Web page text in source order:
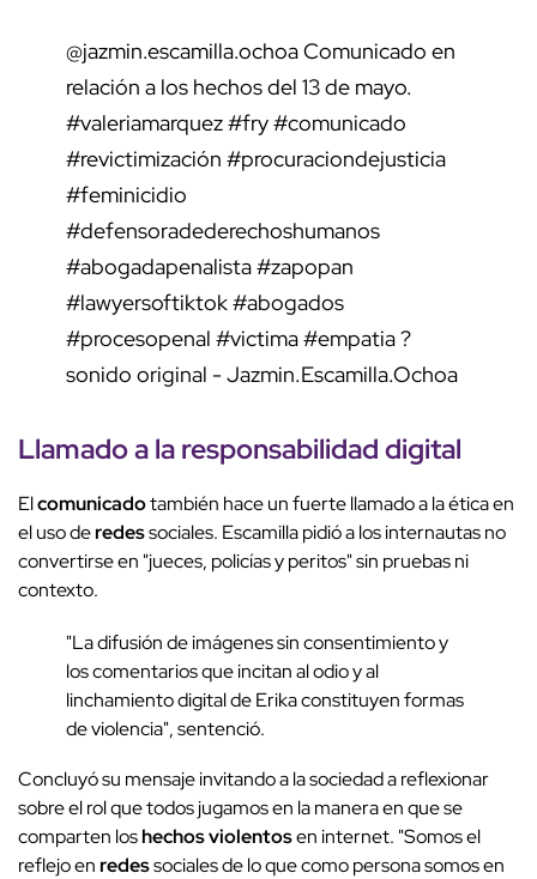
@jazmin.escamilla.ochoaComunicado en
relación a los hechos del 13 de mayo.
#valeriamarquez#fry#comunicado
#revictimización #procuraciondejusticia
#feminicidio
#defensoradederechoshumanos
#abogadapenalista#zapopan
#lawyersoftiktok#abogados
#procesopenal #victima#empatia?
sonido original - Jazmin.Escamilla.Ochoa
Llamado a laresponsabilidaddigital
Elcomunicadotambién hace un fuerte llamado a la ética en
el uso deredessociales. Escamilla pidió a los internautas no
convertirse en "jueces, policías y peritos" sin pruebas ni
contexto.
"La difusión de imágenes sin consentimiento y
los comentarios que incitan al odio y al
linchamiento digital de Erika constituyen formas
de violencia", sentenció.
Concluyó su mensaje invitando a la sociedad a reflexionar
sobre el rol que todos jugamos en la manera en que se
comparten loshechos violentosen internet. "Somos el
reflejo enredessociales de lo que como persona somos en